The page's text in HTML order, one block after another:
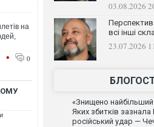
на
• 0
03.08.2026
всі інші
23.07.2026
«Знищено
Яких збитків
російський удар —